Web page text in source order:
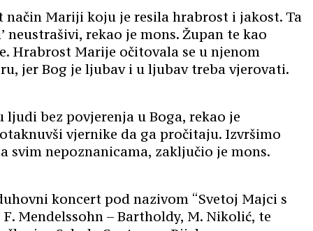
Mariji koju je resila hrabrost i jakost. Ta
rekao je mons. Župan te kao
Hrabrost Marije očitovala se u njenom
jer Bog je ljubav i u ljubav treba vjerovati.
ljudi bez povjerenja u Boga, rekao je
vjernike da ga pročitaju. Izvršimo
svim nepoznanicama, zaključio je mons.
koncert pod nazivom “Svetoj Majci s
Mendelssohn – Bartholdy, M. Nikolić, te